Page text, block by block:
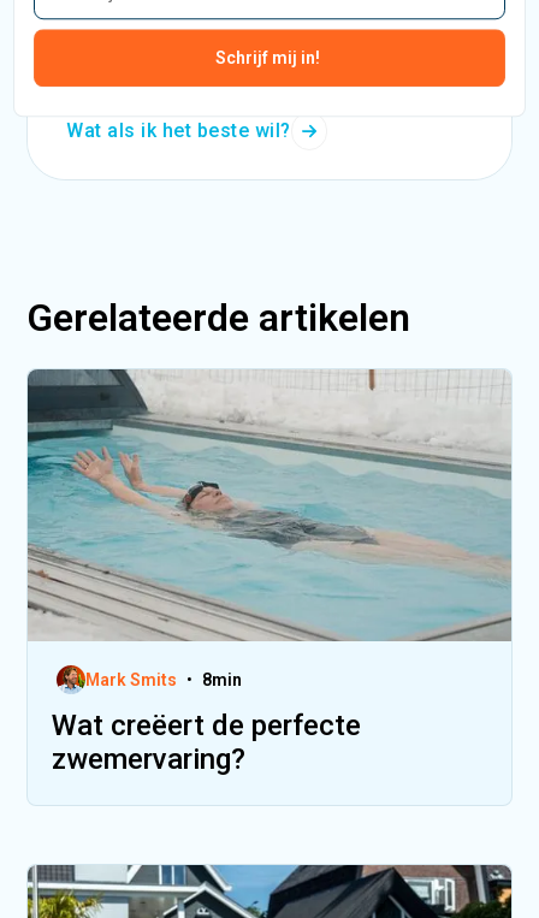
Vanaf€46.900,-incl. btw
Wat als ik het beste wil?
Gerelateerde artikelen
Mark Smits • 8min
Wat creëert de perfecte
zwemervaring?